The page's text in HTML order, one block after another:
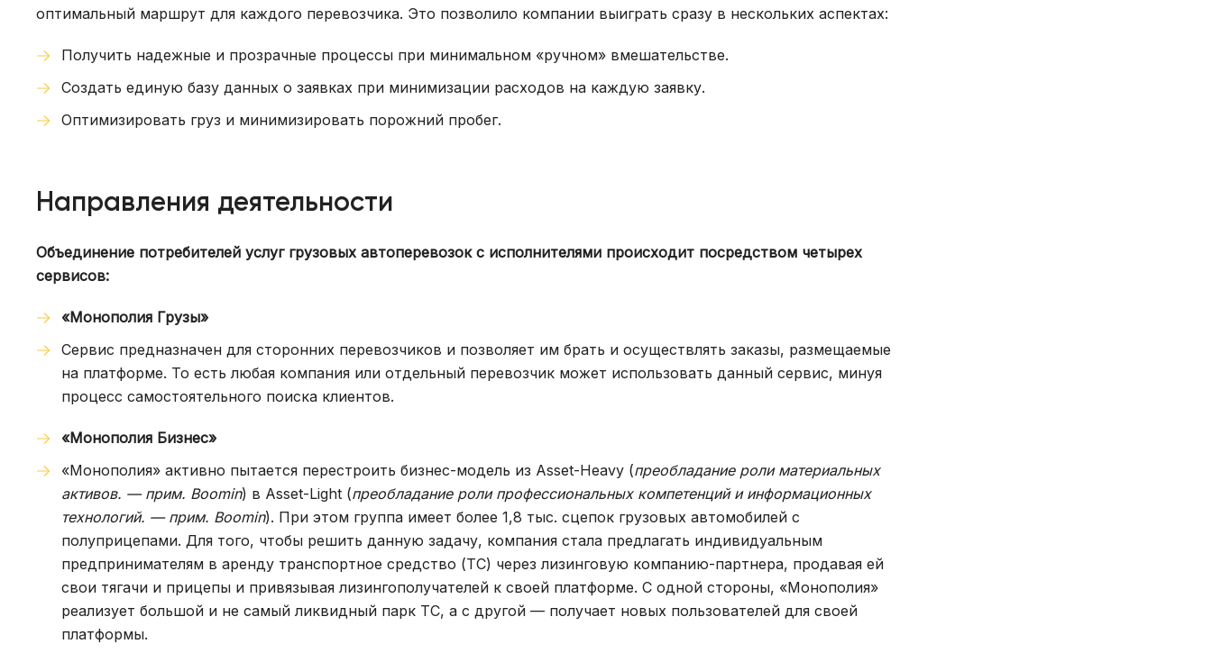
оптимальный маршрут для каждого перевозчика. Это позволило компании выиграть сразу в нескольких аспектах:
Получить надежные и прозрачные процессы при минимальном «ручном» вмешательстве.
Создать единую базу данных о заявках при минимизации расходов на каждую заявку.
Оптимизировать груз и минимизировать порожний пробег.
Направления деятельности
Объединение потребителей услуг грузовых автоперевозок с исполнителями происходит посредством четырех
сервисов:
«Монополия Грузы»
Сервис предназначен для сторонних перевозчиков и позволяет им брать и осуществлять заказы, размещаемые
на платформе. То есть любая компания или отдельный перевозчик может использовать данный сервис, минуя
процесс самостоятельного поиска клиентов.
«Монополия Бизнес»
«Монополия» активно пытается перестроить бизнес-модель из Asset-Heavy (преобладание роли материальных
активов. — прим. Boomin) в Asset-Light (преобладание роли профессиональных компетенций и информационных
технологий. — прим. Boomin). При этом группа имеет более 1,8 тыс. сцепок грузовых автомобилей с
полуприцепами. Для того, чтобы решить данную задачу, компания стала предлагать индивидуальным
предпринимателям в аренду транспортное средство (ТС) через лизинговую компанию-партнера, продавая ей
свои тягачи и прицепы и привязывая лизингополучателей к своей платформе. С одной стороны, «Монополия»
реализует большой и не самый ликвидный парк ТС, а с другой — получает новых пользователей для своей
платформы.